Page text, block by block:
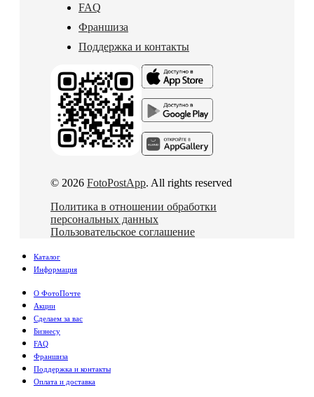
FAQ
Франшиза
Поддержка и контакты
© 2026 FotoPostApp. All rights reserved
Политика в отношении обработки
персональных данных
Пользовательское соглашение
Каталог
Информация
О ФотоПочте
Акции
Сделаем за вас
Бизнесу
FAQ
Франшиза
Поддержка и контакты
Оплата и доставка